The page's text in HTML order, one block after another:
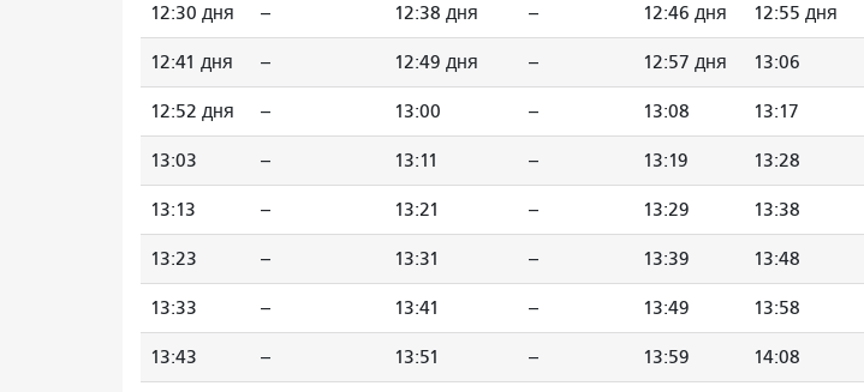
12:30 дня -- 12:38 дня -- 12:46 дня 12:55 дня
12:41 дня -- 12:49 дня -- 12:57 дня 13:06
12:52 дня -- 13:00 -- 13:08 13:17
13:03 -- 13:11 -- 13:19 13:28
13:13 -- 13:21 -- 13:29 13:38
13:23 -- 13:31 -- 13:39 13:48
13:33 -- 13:41 -- 13:49 13:58
13:43 -- 13:51 -- 13:59 14:08